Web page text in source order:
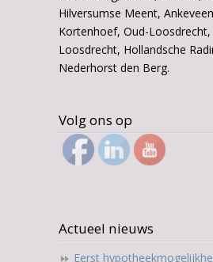
Hilversumse Meent,
Kortenhoef, Oud-
Loosdrecht, Hollandsche
Nederhorst den Berg.
Volg ons op
Actueel nieuws
Eerst